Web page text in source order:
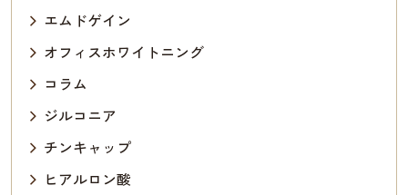
エムドゲイン
オフィスホワイトニング
コラム
ジルコニア
チンキャップ
ヒアルロン酸